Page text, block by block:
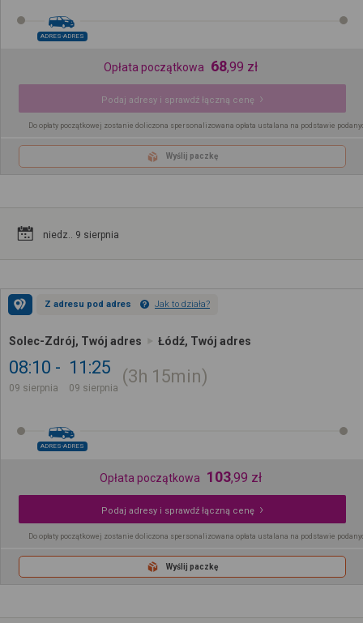
ADRES-ADRES
Opłata początkowa 68,99 zł
Podaj adresy i sprawdź łączną cenę
Do opłaty początkowej zostanie doliczona spersonalizowana opłata ustalana na podstawie
Wyślij paczkę
niedz.. 9 sierpnia
Z adresu pod adres Jak to działa?
Solec-Zdrój, Twój adres Łódź, Twój adres
08:10
09 sierpnia
11:25
09 sierpnia
3h 15min
ADRES-ADRES
Opłata początkowa 103,99 zł
Podaj adresy i sprawdź łączną cenę
Do opłaty początkowej zostanie doliczona spersonalizowana opłata ustalana na podstawie
Wyślij paczkę